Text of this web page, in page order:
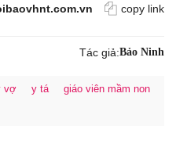
copy link
Tác giả:Bảo Ninh
vợ y tá
giáo viên mầm non